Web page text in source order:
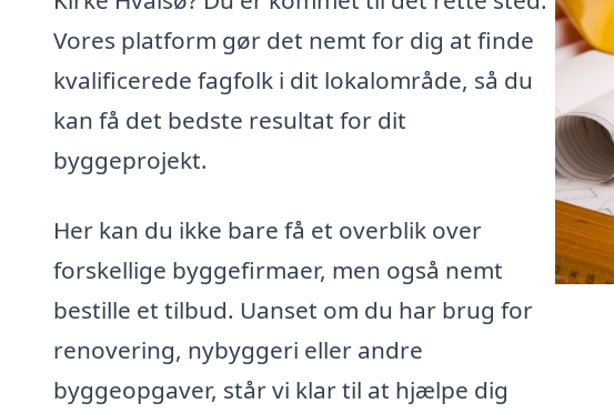
Vores platform gør det nemt for dig at finde
kvalificerede fagfolk i dit lokalområde, så du
kan få det bedste resultat for dit
byggeprojekt.
Her kan du ikke bare få et overblik over
forskellige byggefirmaer, men også nemt
bestille et tilbud. Uanset om du har brug for
renovering, nybyggeri eller andre
byggeopgaver, står vi klar til at hjælpe dig